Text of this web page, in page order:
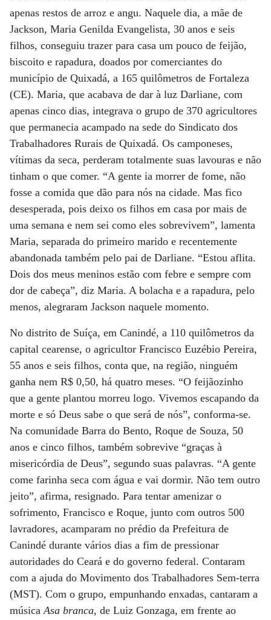
apenas restos de arroz e angu. Naquele dia, a mãe de
Jackson, Maria Genilda Evangelista, 30 anos e seis
filhos, conseguiu trazer para casa um pouco de feijão,
biscoito e rapadura, doados por comerciantes do
município de Quixadá, a 165 quilômetros de Fortaleza
(CE). Maria, que acabava de dar à luz Darliane, com
apenas cinco dias, integrava o grupo de 370 agricultores
que permanecia acampado na sede do Sindicato dos
Trabalhadores Rurais de Quixadá. Os camponeses,
vítimas da seca, perderam totalmente suas lavouras e não
tinham o que comer. “A gente ia morrer de fome, não
fosse a comida que dão para nós na cidade. Mas fico
desesperada, pois deixo os filhos em casa por mais de
uma semana e nem sei como eles sobrevivem”, lamenta
Maria, separada do primeiro marido e recentemente
abandonada também pelo pai de Darliane. “Estou aflita.
Dois dos meus meninos estão com febre e sempre com
dor de cabeça”, diz Maria. A bolacha e a rapadura, pelo
menos, alegraram Jackson naquele momento.
No distrito de Suíça, em Canindé, a 110 quilômetros da
capital cearense, o agricultor Francisco Euzébio Pereira,
55 anos e seis filhos, conta que, na região, ninguém
ganha nem R$ 0,50, há quatro meses. “O feijãozinho
que a gente plantou morreu logo. Vivemos escapando da
morte e só Deus sabe o que será de nós”, conforma-se.
Na comunidade Barra do Bento, Roque de Souza, 50
anos e cinco filhos, também sobrevive “graças à
misericórdia de Deus”, segundo suas palavras. “A gente
come farinha seca com água e vai dormir. Não tem outro
jeito”, afirma, resignado. Para tentar amenizar o
sofrimento, Francisco e Roque, junto com outros 500
lavradores, acamparam no prédio da Prefeitura de
Canindé durante vários dias a fim de pressionar
autoridades do Ceará e do governo federal. Contaram
com a ajuda do Movimento dos Trabalhadores Sem-terra
(MST). Com o grupo, empunhando enxadas, cantaram a
músicaAsa branca, de Luiz Gonzaga, em frente ao